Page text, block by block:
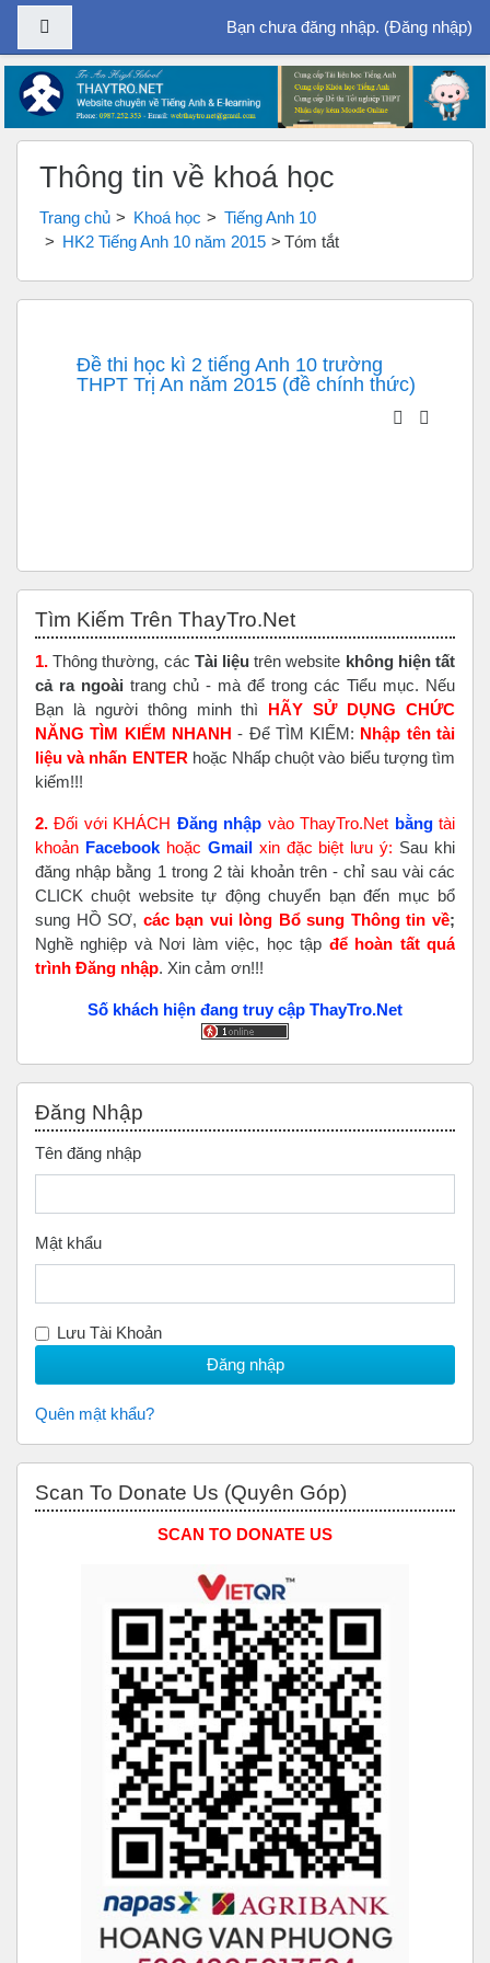
Chuyển tới nội dung chính
Bạn chưa đăng nhập. (Đăng nhập)
Thông tin về khoá học
Trang chủ Khoá học
Tiếng Anh 10
HK2 Tiếng Anh 10 năm 2015
Tóm tắt
Đề thi học kì 2 tiếng Anh 10 trường
THPT Trị An năm 2015 (đề chính thức)
Tìm Kiếm Trên ThayTro.Net
1. Thông thường, các Tài liệu trên website không hiện tất
cả ra ngoài trang chủ - mà để trong các Tiểu mục. Nếu
Bạn là người thông minh thì HÃY SỬ DỤNG CHỨC
NĂNG TÌM KIẾM NHANH - Để TÌM KIẾM: Nhập tên tài
liệu và nhấn ENTER hoặc Nhấp chuột vào biểu tượng tìm
kiếm!!!
2. Đối với KHÁCH Đăng nhập vào ThayTro.Net bằngtài
khoản Facebook hoặc Gmailxin đặc biệt lưu ý: Sau khi
đăng nhập bằng 1 trong 2 tài khoản trên - chỉ sau vài các
CLICK chuột website tự động chuyển bạn đến mục bổ
sung HỒ SƠ, các bạn vui lòng Bổ sung Thông tin về;
Nghề nghiệp và Nơi làm việc, học tập để hoàn tấtquá
trình Đăng nhập. Xin cảm ơn!!!
Số khách hiện đang truy cập ThayTro.Net
Đăng Nhập
Tên đăng nhập
Mật khẩu
Lưu Tài Khoản
Quên mật khẩu?
Scan To Donate Us (Quyên Góp)
SCAN TO DONATE US